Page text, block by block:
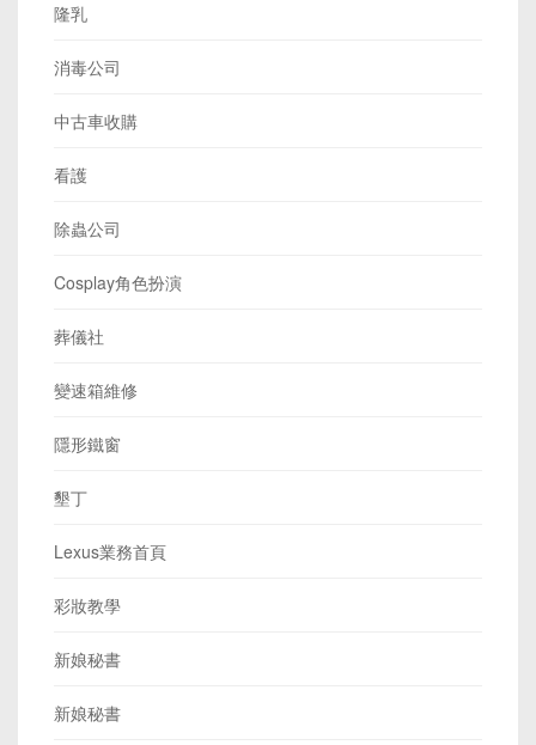
隆乳
消毒公司
中古車收購
看護
除蟲公司
Cosplay角色扮演
葬儀社
變速箱維修
隱形鐵窗
墾丁
Lexus業務首頁
彩妝教學
新娘秘書
新娘秘書